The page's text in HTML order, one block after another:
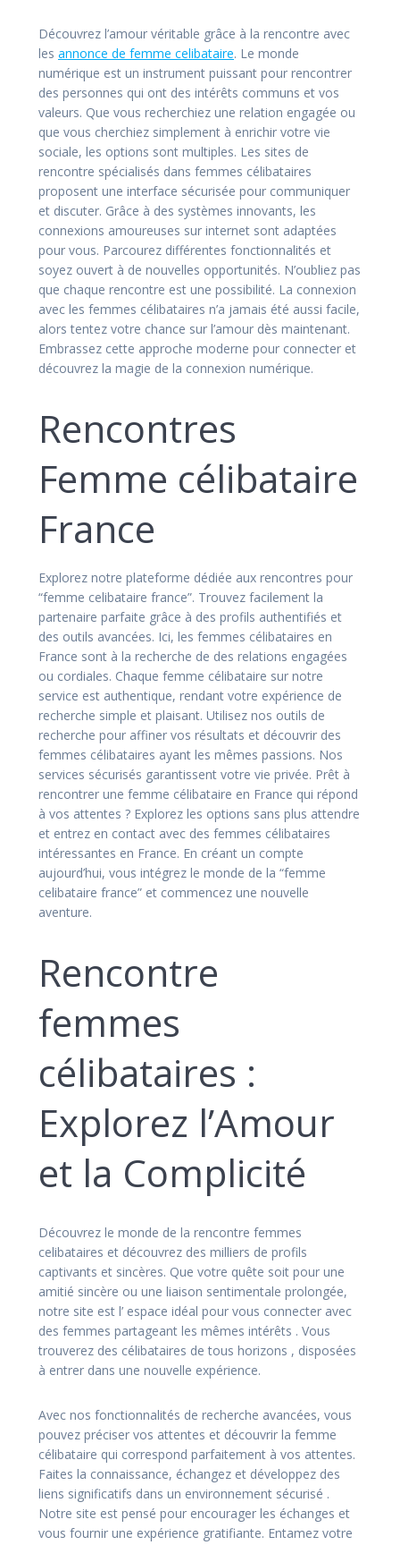
Découvrez l’amour véritable grâce à la rencontre avec
les annonce de femme celibataire. Le monde
numérique est un instrument puissant pour rencontrer
des personnes qui ont des intérêts communs et vos
valeurs. Que vous recherchiez une relation engagée ou
que vous cherchiez simplement à enrichir votre vie
sociale, les options sont multiples. Les sites de
rencontre spécialisés dans femmes célibataires
proposent une interface sécurisée pour communiquer
et discuter. Grâce à des systèmes innovants, les
connexions amoureuses sur internet sont adaptées
pour vous. Parcourez différentes fonctionnalités et
soyez ouvert à de nouvelles opportunités. N’oubliez pas
que chaque rencontre est une possibilité. La connexion
avec les femmes célibataires n’a jamais été aussi facile,
alors tentez votre chance sur l’amour dès maintenant.
Embrassez cette approche moderne pour connecter et
découvrez la magie de la connexion numérique.
Rencontres
Femme célibataire
France
Explorez notre plateforme dédiée aux rencontres pour
“femme celibataire france”. Trouvez facilement la
partenaire parfaite grâce à des profils authentifiés et
des outils avancées. Ici, les femmes célibataires en
France sont à la recherche de des relations engagées
ou cordiales. Chaque femme célibataire sur notre
service est authentique, rendant votre expérience de
recherche simple et plaisant. Utilisez nos outils de
recherche pour affiner vos résultats et découvrir des
femmes célibataires ayant les mêmes passions. Nos
services sécurisés garantissent votre vie privée. Prêt à
rencontrer une femme célibataire en France qui répond
à vos attentes ? Explorez les options sans plus attendre
et entrez en contact avec des femmes célibataires
intéressantes en France. En créant un compte
aujourd’hui, vous intégrez le monde de la “femme
celibataire france” et commencez une nouvelle
aventure.
Rencontre
femmes
célibataires :
Explorez l’Amour
et la Complicité
Découvrez le monde de la rencontre femmes
celibataires et découvrez des milliers de profils
captivants et sincères. Que votre quête soit pour une
amitié sincère ou une liaison sentimentale prolongée,
notre site est l’ espace idéal pour vous connecter avec
des femmes partageant les mêmes intérêts . Vous
trouverez des célibataires de tous horizons , disposées
à entrer dans une nouvelle expérience.
Avec nos fonctionnalités de recherche avancées, vous
pouvez préciser vos attentes et découvrir la femme
célibataire qui correspond parfaitement à vos attentes.
Faites la connaissance, échangez et développez des
liens significatifs dans un environnement sécurisé .
Notre site est pensé pour encourager les échanges et
vous fournir une expérience gratifiante. Entamez votre